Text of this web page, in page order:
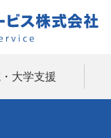
大学支援